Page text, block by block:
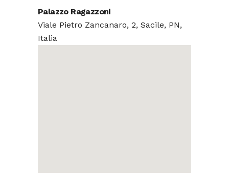
Palazzo Ragazzoni
Viale Pietro Zancanaro, 2, Sacile, PN,
Italia